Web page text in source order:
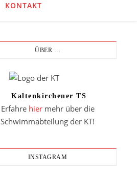
KONTAKT
ÜBER …
Kaltenkirchener TS
Erfahre hiermehr über die
Schwimmabteilung der KT!
INSTAGRAM